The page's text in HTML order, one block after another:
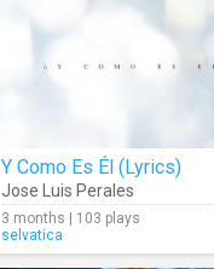
Y Como Es Él (Lyrics)
Jose Luis Perales
3 months | 103 plays
selvatica